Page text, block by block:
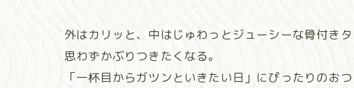
外はカリッと、中はじゅわっとジューシーな骨付き
思わずかぶりつきたくなる。
「一杯目からガツンといきたい日」にぴったりのお